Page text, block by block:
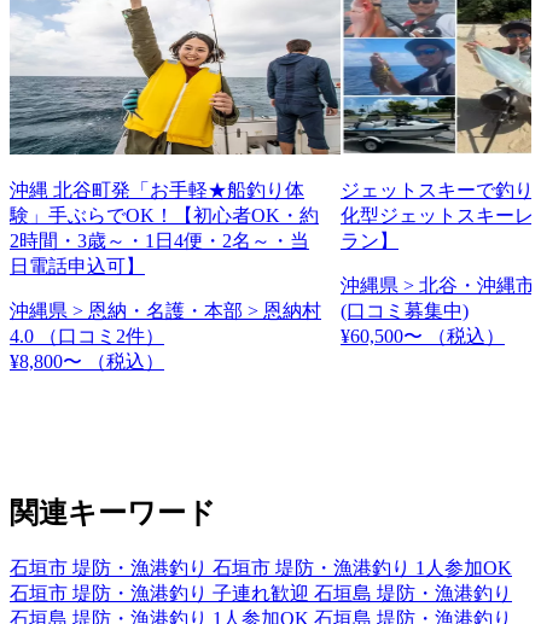
沖縄 北谷町発「お手軽★船釣り体
験」手ぶらでOK！【初心者OK・約
2時間・3歳～・1日4便・2名～・当
日電話申込可】
沖縄県 > 恩納・名護・本部 > 恩納村
4.0
（口コミ2件）
¥8,800〜
（税込）
ジェットスキーで釣り
化型ジェットスキーレ
ラン】
沖縄県 > 北谷・沖縄市
(口コミ募集中)
¥60,500〜
（税込）
関連キーワード
石垣市 堤防・漁港釣り 石垣市 堤防・漁港釣り 1人参加OK
石垣市 堤防・漁港釣り 子連れ歓迎 石垣島 堤防・漁港釣り
石垣島 堤防・漁港釣り 1人参加OK 石垣島 堤防・漁港釣り